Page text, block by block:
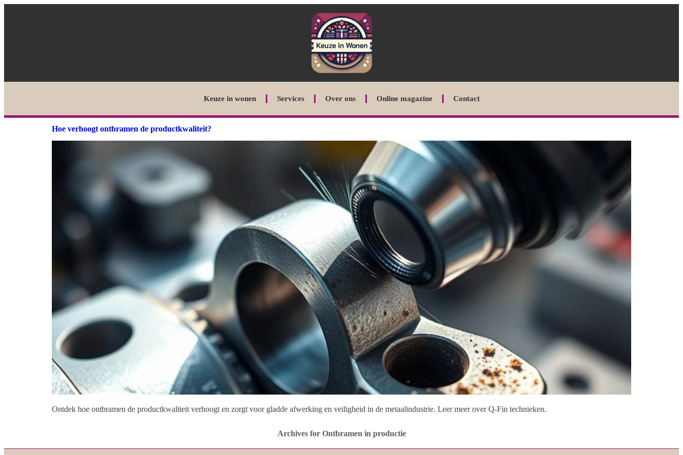
Keuze in wonen Services Over ons Online magazine Contact
Hoe verhoogt ontbramen de productkwaliteit?
Ontdek hoe ontbramen de productkwaliteit verhoogt en zorgt voor gladde afwerking en veiligheid in de metaalindustrie. Leer meer over Q-Fin technieken.
Archives for Ontbramen in productie